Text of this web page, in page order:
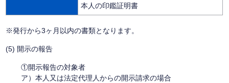
本人の印鑑証明書
※発行から3ヶ月以内の書類となります。
(5) 開示の報告
①開示報告の対象者
ア）本人又は法定代理人からの開示請求の場合